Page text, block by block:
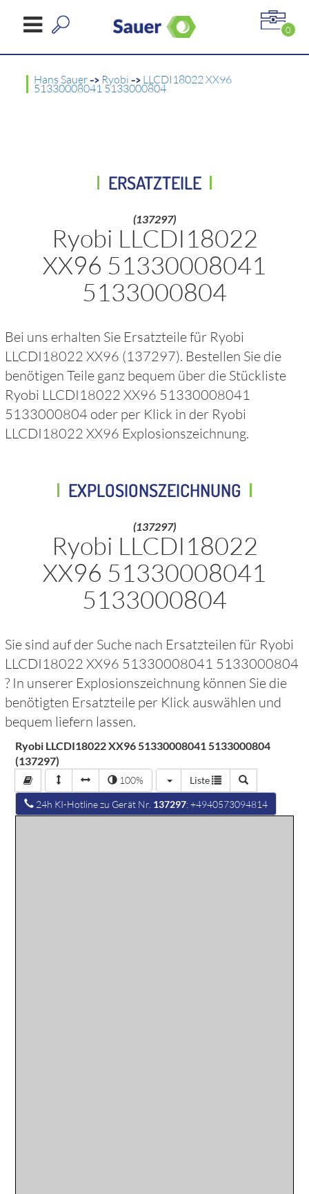
0
Hans Sauer-> Ryobi -> LLCDI18022 XX96
51330008041 5133000804
ERSATZTEILE
(137297)
Ryobi LLCDI18022
XX96 51330008041
5133000804
Bei uns erhalten Sie Ersatzteile für Ryobi
LLCDI18022 XX96 (137297). Bestellen Sie die
benötigen Teile ganz bequem über die Stückliste
Ryobi LLCDI18022 XX96 51330008041
5133000804 oder per Klick in der Ryobi
LLCDI18022 XX96 Explosionszeichnung.
EXPLOSIONSZEICHNUNG
(137297)
Ryobi LLCDI18022
XX96 51330008041
5133000804
Sie sind auf der Suche nach Ersatzteilen für Ryobi
LLCDI18022 XX96 51330008041 5133000804
? In unserer Explosionszeichnung können Sie die
benötigten Ersatzteile per Klick auswählen und
bequem liefern lassen.
Ryobi LLCDI18022 XX96 51330008041 5133000804
(137297)
100% Liste
24h KI-Hotline zu Gerät Nr. 137297: +4940573094814